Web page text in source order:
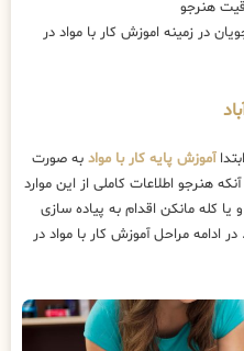
هنرجو
در زمینه اموزش کار با مواد در
آموزش پایه کار با مواد به صورت
هنرجو اطلاعات کاملی از این موارد
کله مانکن اقدام به پیاده سازی
ادامه مراحل آموزش کار با مواد در